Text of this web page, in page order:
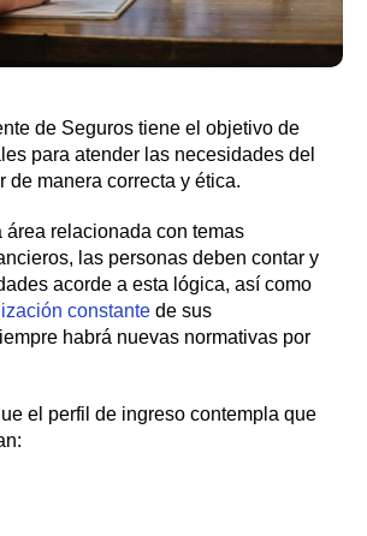
de Seguros tiene el objetivo de
para atender las necesidades del
de manera correcta y ética.
área relacionada con temas
las personas deben contar y
acorde a esta lógica, así como
constante de sus
habrá nuevas normativas por
el perfil de ingreso contempla que